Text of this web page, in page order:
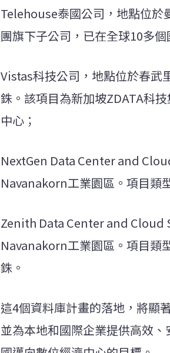
Telehouse泰國公司，地點位於
團旗下子公司，已在全球10多
Vistas科技公司，地點位於春武
銖。該項目為新加坡ZDATA科
中心；
NextGen Data Center and
Navanakorn工業園區。項目類
Zenith Data Center and Cloud
Navanakorn工業園區。項目類
銖。
這4個資料庫計畫的落地，將顯
並為本地和國際企業提供高效